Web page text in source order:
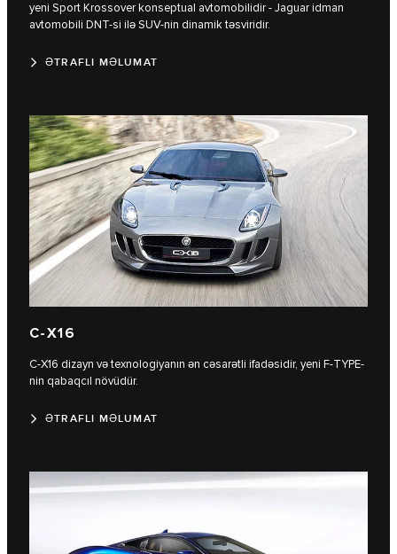
yeni Sport Krossover konseptual avtomobilidir - Jaguar idman
avtomobili DNT-si ilə SUV-nin dinamik təsviridir.
ƏTRAFLI MƏLUMAT
C‑X16
C‑X16 dizayn və texnologiyanın ən cəsarətli ifadəsidir, yeni F-TYPE-
nin qabaqcıl növüdür.
ƏTRAFLI MƏLUMAT